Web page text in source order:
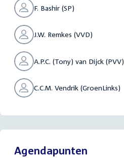
F. Bashir (SP)
J.W. Remkes (VVD)
A.P.C. (Tony) van Dijck (PVV)
C.C.M. Vendrik (GroenLinks)
Agendapunten